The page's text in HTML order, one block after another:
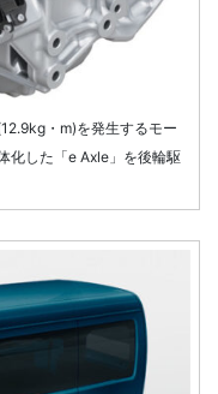
・m)を発生するモー
化した「e Axle」を後輪駆